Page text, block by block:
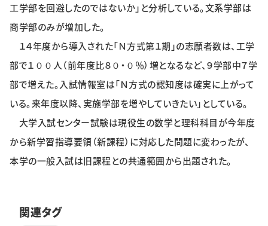
購読
学生記者募集 お問い合わせ
工学部を回避したのではないか」と分析している。文系学部は
商学部のみが増加した。
１４年度から導入された「Ｎ方式第１期」の志願者数は、工学
部で１００人（前年度比８０・０％）増となるなど、９学部中７学
部で増えた。入試情報室は「Ｎ方式の認知度は確実に上がって
いる。来年度以降、実施学部を増やしていきたい」としている。
大学入試センター試験は現役生の数学と理科科目が今年度
から新学習指導要領（新課程）に対応した問題に変わったが、
本学の一般入試は旧課程との共通範囲から出題された。
関連タグ